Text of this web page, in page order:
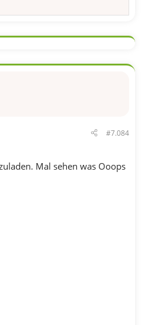
#7.084
Mal sehen was Ooops